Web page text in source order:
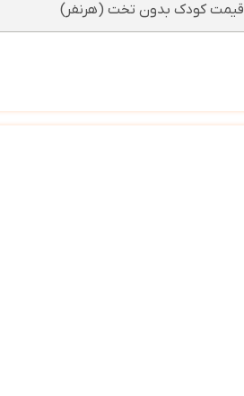
قیمت کودک بدون تخت (هرنفر)